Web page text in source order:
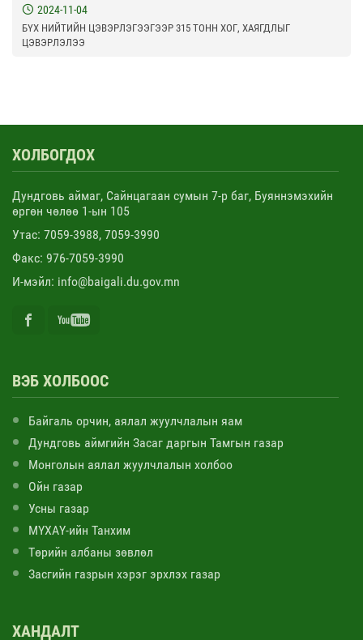
2024-11-04
БҮХ НИЙТИЙН ЦЭВЭРЛЭГЭЭГЭЭР 315 ТОНН ХОГ, ХАЯГДЛЫГ
ЦЭВЭРЛЭЛЭЭ
ХОЛБОГДОХ
Дундговь аймаг, Сайнцагаан сумын 7-р баг, Буяннэмэхийн
өргөн чөлөө 1-ын 105
Утас: 7059-3988, 7059-3990
Факс: 976-7059-3990
И-мэйл: info@baigali.du.gov.mn
ВЭБ ХОЛБООС
Байгаль орчин, аялал жуулчлалын яам
Дундговь аймгийн Засаг даргын Тамгын газар
Монголын аялал жуулчлалын холбоо
Ойн газар
Усны газар
МҮХАҮ-ийн Танхим
Төрийн албаны зөвлөл
Засгийн газрын хэрэг эрхлэх газар
ХАНДАЛТ